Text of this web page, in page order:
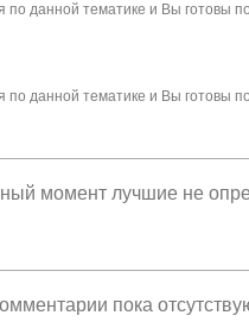
данной тематике и Вы готовы
данной тематике и Вы готовы
момент лучшие не
пока